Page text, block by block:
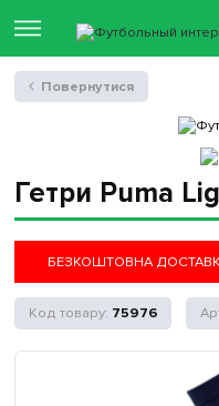
Гетри Puma
БЕЗКОШТОВНА
75976
Повернутися